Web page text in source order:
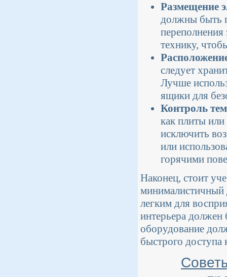
Размещение
должны быть
переполнения
технику,
следует
Лучше
ящики для
Контроль
как плиты
исключить
или
горячими
Наконец, стоит
минималистичный
легким для
интерьера должен
оборудование
быстрого доступа